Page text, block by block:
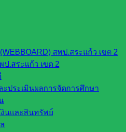
สพป.สระแก้ว เขต 2
.สระแก้ว เขต 2
ประเมินผลการจัดการศึกษา
นและสินทรัพย์